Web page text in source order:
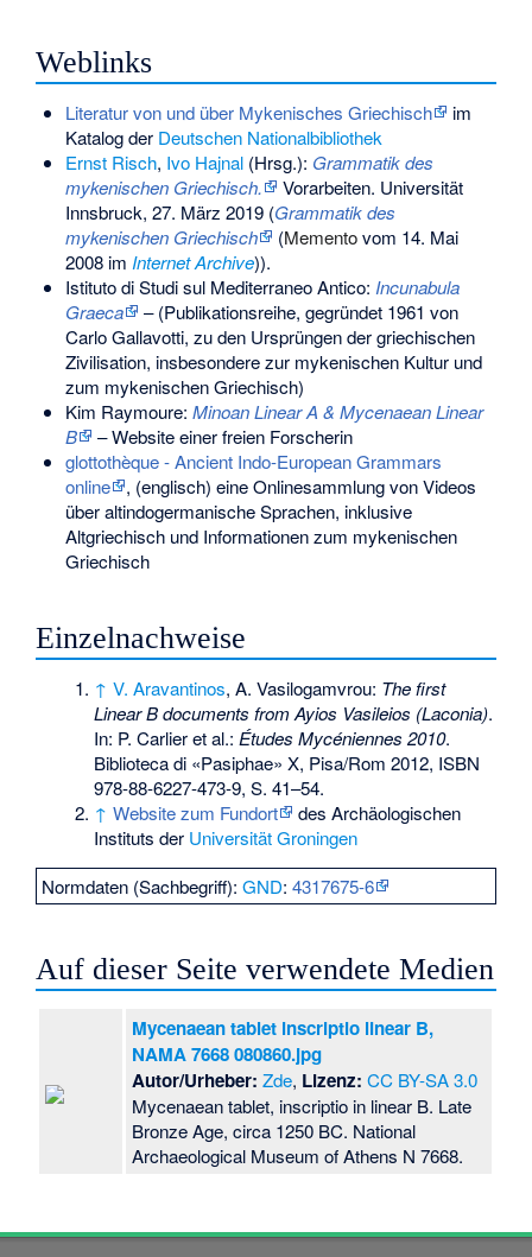
Weblinks
Literatur von und über Mykenisches Griechisch
im
Katalog der Deutschen Nationalbibliothek
Ernst Risch, Ivo Hajnal(Hrsg.): Grammatik des
mykenischen Griechisch.
Vorarbeiten. Universität
Innsbruck, 27. März 2019(Grammatik des
mykenischen Griechisch
(Mementovom 14. Mai
2008 im Internet Archive)).
Istituto di Studi sul Mediterraneo Antico: Incunabula
Graeca
– (Publikationsreihe, gegründet 1961 von
Carlo Gallavotti, zu den Ursprüngen der griechischen
Zivilisation, insbesondere zur mykenischen Kultur und
zum mykenischen Griechisch)
Kim Raymoure: Minoan Linear A & Mycenaean Linear
B
– Website einer freien Forscherin
glottothèque - Ancient Indo-European Grammars
online
, (englisch) eine Onlinesammlung von Videos
über altindogermanische Sprachen, inklusive
Altgriechisch und Informationen zum mykenischen
Griechisch
Einzelnachweise
↑ V. Aravantinos, A. Vasilogamvrou: The first
Linear B documents from Ayios Vasileios (Laconia).
In: P. Carlier et al.: Études Mycéniennes 2010.
Biblioteca di «Pasiphae» X, Pisa/Rom 2012, ISBN
978-88-6227-473-9, S. 41–54.
↑ Website zum Fundort
des Archäologischen
Instituts der Universität Groningen
Normdaten (Sachbegriff):GND:4317675-6
Auf dieser Seite verwendete Medien
Mycenaean tablet inscriptio linear B,
NAMA 7668 080860.jpg
Autor/Urheber: Zde, Lizenz: CC BY-SA 3.0
Mycenaean tablet, inscriptio in linear B. Late
Bronze Age, circa 1250 BC. National
Archaeological Museum of Athens N 7668.